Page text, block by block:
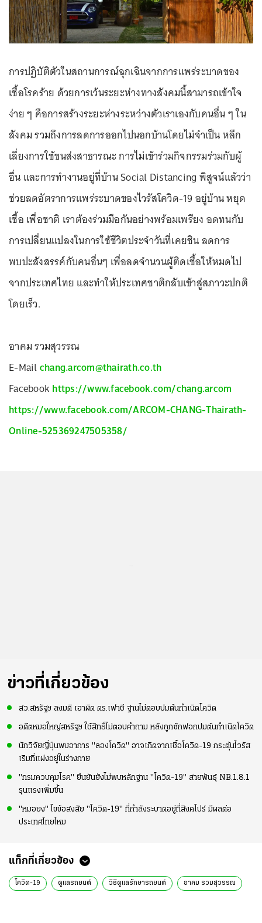
การปฏิบัติตัวในสถานการณ์ฉุกเฉินจากการแพร่ระบาดของ
เชื้อโรคร้าย ด้วยการเว้นระยะห่างทางสังคมนี้สามารถเข้าใจ
ง่าย ๆ คือการสร้างระยะห่างระหว่างตัวเราเองกับคนอื่น ๆ ใน
สังคม รวมถึงการลดการออกไปนอกบ้านโดยไม่จำเป็น หลีก
เลี่ยงการใช้ขนส่งสาธารณะ การไม่เข้าร่วมกิจกรรมร่วมกับผู้
อื่น และการทำงานอยู่ที่บ้าน Social Distancing พิสูจน์แล้วว่า
ช่วยลดอัตราการแพร่ระบาดของไวรัสโควิด-19 อยู่บ้าน หยุด
เชื้อ เพื่อชาติ เราต้องร่วมมือกันอย่างพร้อมเพรียง อดทนกับ
การเปลี่ยนแปลงในการใช้ชีวิตประจำวันที่เคยชิน ลดการ
พบปะสังสรรค์กับคนอื่นๆ เพื่อลดจำนวนผู้ติดเชื้อให้หมดไป
จากประเทศไทย และทำให้ประเทศชาติกลับเข้าสู่สภาวะปกติ
โดยเร็ว.
อาคม รวมสุวรรณ
E-Mailchang.arcom@thairath.co.th
Facebook https://www.facebook.com/chang.arcom
https://www.facebook.com/ARCOM-CHANG-Thairath-
Online-525369247505358/
ข่าวที่เกี่ยวข้อง
สว.สหรัฐฯ ลงมติ เอาผิด ดร.เฟาชี ฐานไม่ตอบปมต้นกำเนิดโควิด
อดีตหมอใหญ่สหรัฐฯ ใช้สิทธิ์ไม่ตอบคำถาม หลังถูกซักฟอกปมต้นกำเนิดโควิด
นักวิจัยญี่ปุ่นพบอาการ "ลองโควิด" อาจเกิดจากเชื้อโควิด-19 กระตุ้นไวรัส
เริมที่แฝงอยู่ในร่างกาย
"กรมควบคุมโรค" ยืนยันยังไม่พบหลักฐาน "โควิด-19" สายพันธุ์ NB.1.8.1
รุนแรงเพิ่มขึ้น
"หมอยง" ไขข้อสงสัย "โควิด-19" ที่กำลังระบาดอยู่ที่สิงคโปร์ มีผลต่อ
ประเทศไทยไหม
แท็กที่เกี่ยวข้อง
โควิด-19 ดูแลรถยนต์ วิธีดูแลรักษารถยนต์ อาคม รวมสุวรรณ